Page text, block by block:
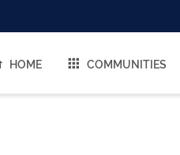
HOME COMMUNITIES